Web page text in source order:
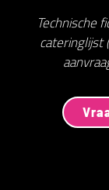
Technische
cateringlijst